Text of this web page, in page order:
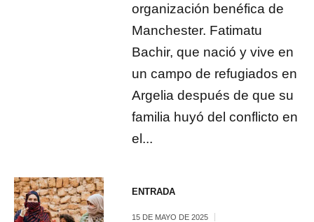
organización benéfica de
Manchester. Fatimatu
Bachir, que nació y vive en
un campo de refugiados en
Argelia después de que su
familia huyó del conflicto en
el...
ENTRADA
15 DE MAYO DE 2025